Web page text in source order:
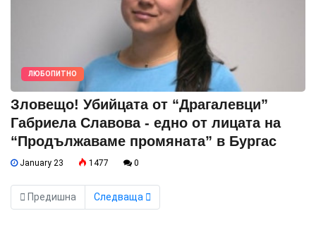
ЛЮБОПИТНО
Зловещо! Убийцата от “Драгалевци”
Габриела Славова - едно от лицата на
“Продължаваме промяната” в Бургас
January 23 1477 0
Предишна Следваща